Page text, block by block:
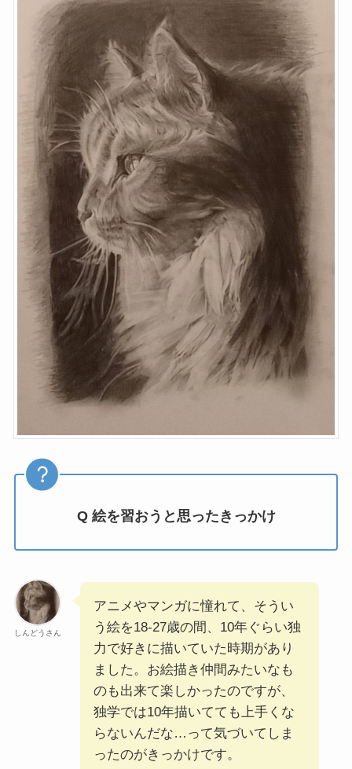
Q 絵を習おうと思ったきっかけ
しんどうさん
アニメやマンガに憧れて、そうい
う絵を18-27歳の間、10年ぐらい独
力で好きに描いていた時期があり
ました。お絵描き仲間みたいなも
のも出来て楽しかったのですが、
独学では10年描いてても上手くな
らないんだな…って気づいてしま
ったのがきっかけです。